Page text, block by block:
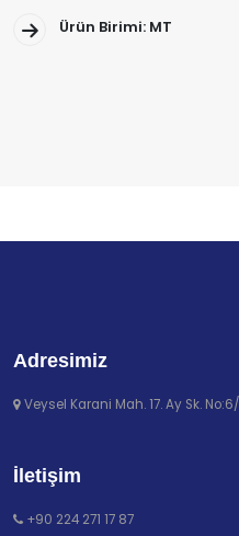
Ürün Birimi: MT
Adresimiz
Veysel Karani Mah. 17. Ay Sk.
İletişim
+90 224 271 17 87